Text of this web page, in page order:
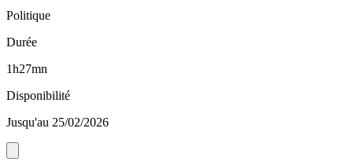
Politique
Durée
1h27mn
Disponibilité
Jusqu'au 25/02/2026